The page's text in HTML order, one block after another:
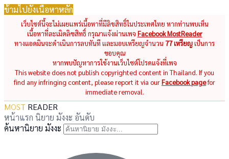
ข้ามไปยังเนื้อหาหลัก
เว็บไซต์นี้จะไม่เผยแพร่เนื้อหาที่มีลิขสิทธิ์ในประเทศไทย หากท่านพบเห็น
เนื้อหาที่ละเมิดลิขสิทธิ์ กรุณาแจ้งผ่านเพจ Facebook MostReader
ทางแอดมินจะดำเนินการลบทันที และมอบเหรียญจำนวน 77 เหรียญเป็นการ
ขอบคุณ
หากพบปัญหาการใช้งานเว็บไซต์โปรดแจ้งที่เพจ
This website does not publish copyrighted content in Thailand. If you
find any infringing content, please report it via ourFacebook pagefor
immediate removal.
MOST READER
หน้าแรก นิยาย มังงะ อันดับ
ค้นหานิยาย มังงะ